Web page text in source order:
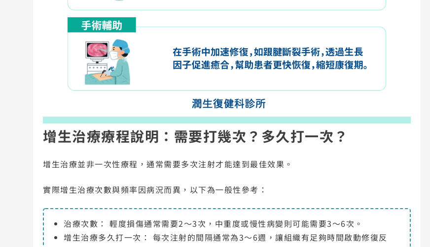
增生治療療程說明：需要打幾次？多久打一次？
增生治療並非一次性療程，通常需要多次注射才能達到最佳效果。
實際增生治療次數與頻率因病況而異，以下為一般性參考：
治療次數： 輕度損傷通常需要2～3次，中重度或慢性病變則可能需要3～6次。
增生治療多久打一次： 每次注射的間隔通常為3～6週，讓組織有足夠時間啟動修復反